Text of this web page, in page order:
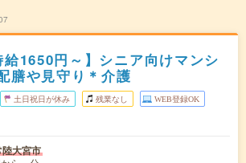
給1650円～】シニア向けマンシ
膳や見守り＊介護
土日祝日が休み 残業なし WEB登録OK
大宮市